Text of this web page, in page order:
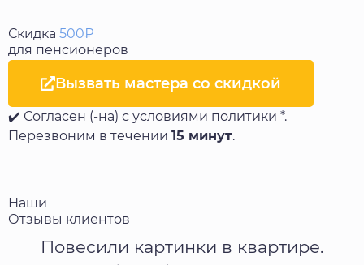
Скидка 500₽
для пенсионеров
Вызвать мастера со скидкой
✔️ Согласен (-на) с условиями политики *.
Перезвоним в течении 15 минут.
Наши
Отзывы клиентов
Повесили картинки в квартире.